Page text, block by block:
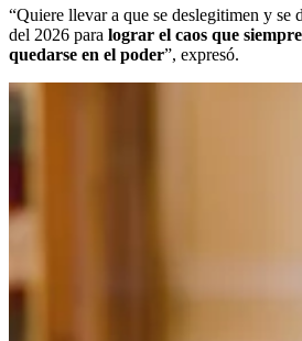
“Quiere llevar a que se deslegitimen y se
del 2026 para lograr el caos que
quedarse en el poder”, expresó.